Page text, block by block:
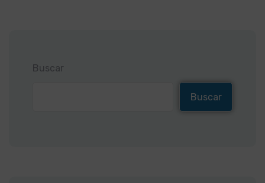
Buscar
Buscar